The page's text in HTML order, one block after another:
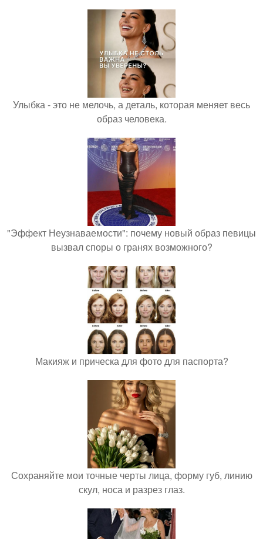
Улыбка - это не мелочь, а деталь, которая меняет весь
образ человека.
"Эффект Неузнаваемости": почему новый образ певицы
вызвал споры о гранях возможного?
Макияж и прическа для фото для паспорта?
Сохраняйте мои точные черты лица, форму губ, линию
скул, носа и разрез глаз.